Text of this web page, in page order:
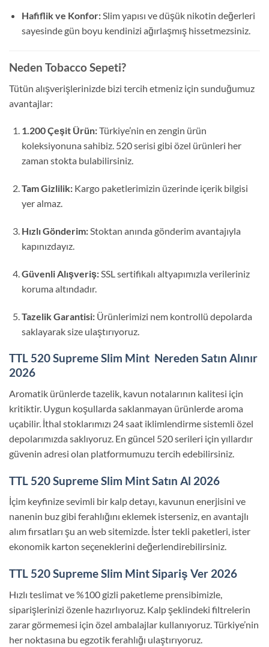
Hafiflik ve Konfor:Slim yapısı ve düşük nikotin değerleri
sayesinde gün boyu kendinizi ağırlaşmış hissetmezsiniz.
Neden Tobacco Sepeti?
Tütün alışverişlerinizde bizi tercih etmeniz için sunduğumuz
avantajlar:
1.200 Çeşit Ürün:Türkiye’nin en zengin ürün
koleksiyonuna sahibiz. 520 serisi gibi özel ürünleri her
zaman stokta bulabilirsiniz.
Tam Gizlilik:Kargo paketlerimizin üzerinde içerik bilgisi
yer almaz.
Hızlı Gönderim:Stoktan anında gönderim avantajıyla
kapınızdayız.
Güvenli Alışveriş:SSL sertifikalı altyapımızla verileriniz
koruma altındadır.
Tazelik Garantisi:Ürünlerimizi nem kontrollü depolarda
saklayarak size ulaştırıyoruz.
TTL 520 Supreme Slim Mint Nereden Satın Alınır
2026
Aromatik ürünlerde tazelik, kavun notalarının kalitesi için
kritiktir. Uygun koşullarda saklanmayan ürünlerde aroma
uçabilir. İthal stoklarımızı 24 saat iklimlendirme sistemli özel
depolarımızda saklıyoruz. En güncel 520 serileri için yıllardır
güvenin adresi olan platformumuzu tercih edebilirsiniz.
TTL 520 Supreme Slim MintSatın Al 2026
İçim keyfinize sevimli bir kalp detayı, kavunun enerjisini ve
nanenin buz gibi ferahlığını eklemek isterseniz, en avantajlı
alım fırsatları şu an web sitemizde. İster tekli paketleri, ister
ekonomik karton seçeneklerini değerlendirebilirsiniz.
TTL 520 Supreme Slim Mint Sipariş Ver 2026
Hızlı teslimat ve %100 gizli paketleme prensibimizle,
siparişlerinizi özenle hazırlıyoruz. Kalp şeklindeki filtrelerin
zarar görmemesi için özel ambalajlar kullanıyoruz. Türkiye’nin
her noktasına bu egzotik ferahlığı ulaştırıyoruz.